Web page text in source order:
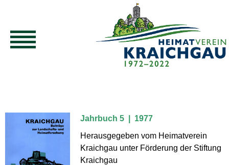
Jahrbuch 5 | 1977
Herausgegeben vom Heimatverein
Kraichgau unter Förderung der Stiftung
Kraichgau